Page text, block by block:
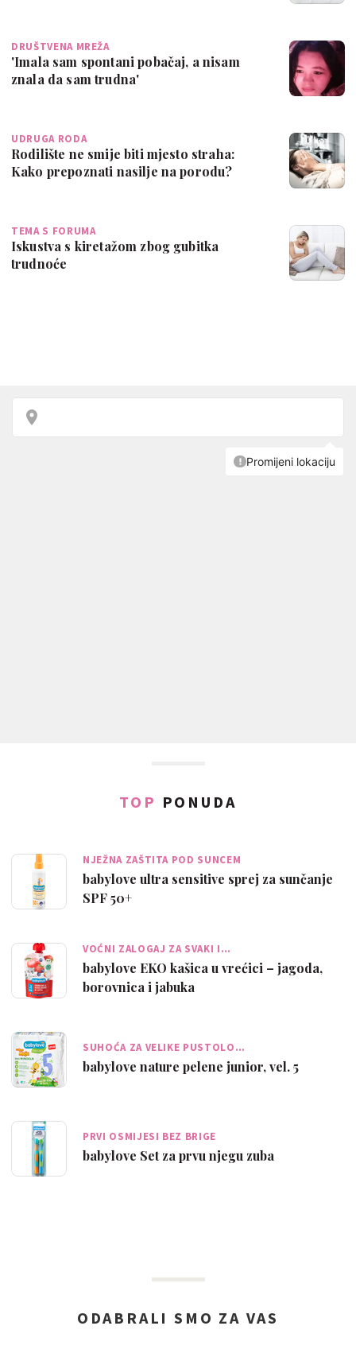
DRUŠTVENA MREŽA
'Imala sam spontani pobačaj, a nisam
znala da sam trudna'
UDRUGA RODA
Rodilište ne smije biti mjesto straha:
Kako prepoznati nasilje na porodu?
TEMA S FORUMA
Iskustva s kiretažom zbog gubitka
trudnoće
TOP PONUDA
NJEŽNA ZAŠTITA POD SUNCEM
babylove ultra sensitive sprej za sunčanje
SPF 50+
VOĆNI ZALOGAJ ZA SVAKI I…
babylove EKO kašica u vrećici – jagoda,
borovnica i jabuka
SUHOĆA ZA VELIKE PUSTOLO…
babylove nature pelene junior, vel. 5
PRVI OSMIJESI BEZ BRIGE
babylove Set za prvu njegu zuba